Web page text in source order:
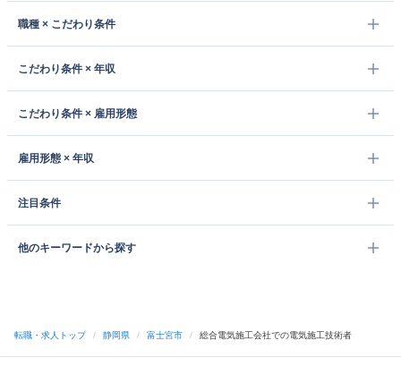
職種 × こだわり条件
こだわり条件 × 年収
こだわり条件 × 雇用形態
雇用形態 × 年収
注目条件
他のキーワードから探す
転職・求人トップ / 静岡県 / 富士宮市 / 総合電気施工会社での電気施工技術者